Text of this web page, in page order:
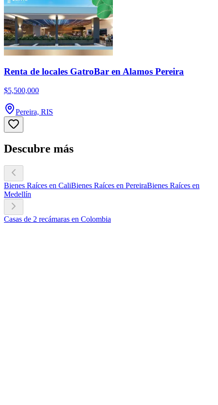
Renta de locales GatroBar en Alamos Pereira
$5,500,000
Pereira, RIS
Descubre más
Bienes Raíces en CaliBienes Raíces en PereiraBienes Raíces en
Medellín
Casas de 2 recámaras en Colombia